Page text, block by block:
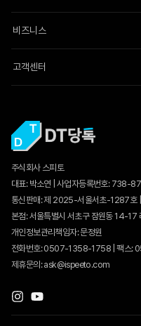
비즈니스
고객센터
주식회사 스피토
대표: 박소연 | 사업자등록번호: 738-
통신판매:제 2025-서울서초-1287호|
본점: 서울특별시 서초구 잠원동 14-17
개인정보관리책임자: 문정원
전화번호: 0507-1358-1758 | 팩스
제휴문의: ask@ispeeto.com